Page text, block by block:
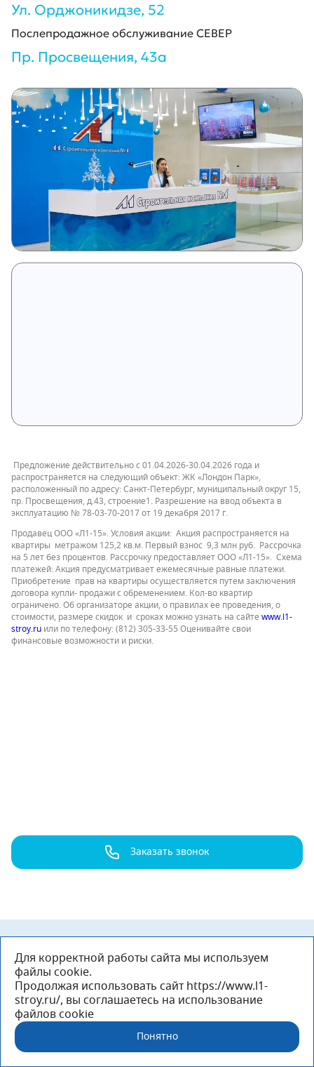
Ул. Орджоникидзе, 52
Послепродажное обслуживание СЕВЕР
Пр. Просвещения, 43а
Предложение действительно с 01.04.2026-30.04.2026 года и
распространяется на следующий объект: ЖК «Лондон Парк»,
расположенный по адресу: Санкт-Петербург, муниципальный округ 15,
пр. Просвещения, д.43, строение1. Разрешение на ввод объекта в
эксплуатацию № 78-03-70-2017 от 19 декабря 2017 г.
Продавец ООО «Л1-15». Условия акции: Акция распространяется на
квартиры метражом 125,2 кв.м. Первый взнос 9,3 млн руб. Рассрочка
на 5 лет без процентов. Рассрочку предоставляет ООО «Л1-15». Схема
платежей: Акция предусматривает ежемесячные равные платежи.
Приобретение прав на квартиры осуществляется путем заключения
договора купли- продажи с обременением. Кол-во квартир
ограничено. Об организаторе акции, о правилах ее проведения, о
стоимости, размере скидок и сроках можно узнать на сайте www.l1-
stroy.ru или по телефону: (812) 305-33-55 Оценивайте свои
финансовые возможности и риски.
Заказать звонок
+7 (812) 305-33-55
3053355@l1n1.ru
Следите за нами в соцсетях!
RuTube
Max
Для корректной работы сайта мы используем
файлы cookie.
Продолжая использовать сайт https://www.l1-
stroy.ru/, вы соглашаетесь на использование
файлов cookie
Понятно